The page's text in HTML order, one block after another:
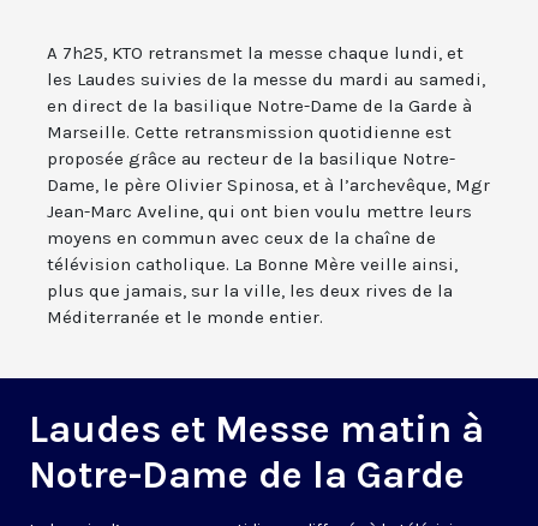
A 7h25, KTO retransmet la messe chaque lundi, et
les Laudes suivies de la messe du mardi au samedi,
en direct de la basilique Notre-Dame de la Garde à
Marseille. Cette retransmission quotidienne est
proposée grâce au recteur de la basilique Notre-
Dame, le père Olivier Spinosa, et à l’archevêque, Mgr
Jean-Marc Aveline, qui ont bien voulu mettre leurs
moyens en commun avec ceux de la chaîne de
télévision catholique. La Bonne Mère veille ainsi,
plus que jamais, sur la ville, les deux rives de la
Méditerranée et le monde entier.
Laudes et Messe matin à
Notre-Dame de la Garde